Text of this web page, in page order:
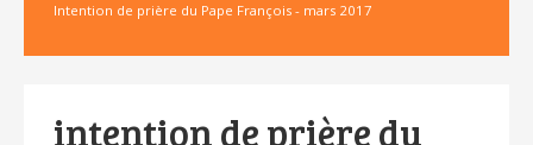
Intention de prière du Pape François - mars 2017
intention de prière du